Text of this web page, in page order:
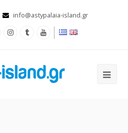
info@astypalaia-island.gr